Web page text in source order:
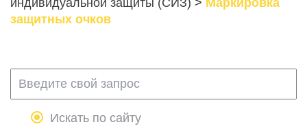
индивидуальной защиты (СИЗ) > Маркировка
защитных очков
Искать по сайту